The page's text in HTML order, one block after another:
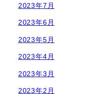
2023年7月
2023年6月
2023年5月
2023年4月
2023年3月
2023年2月